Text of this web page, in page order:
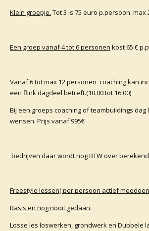
Klein groepje. Tot 3 is 75 euro p.persoon. max
Een groep vanaf 4 tot 6 personen kost 65 €
Vanaf 6 tot max 12 personen coaching kan
een flink dagdeel betreft.(10.00 tot 16.00)
Bij een groeps coaching of teambuildings
wensen. Prijs vanaf 995€
bedrijven daar wordt nog BTW over berekend
Freestyle lessen( per persoon actief
Basis en nog nooit gedaan.
Losse les loswerken, grondwerk en Dubbele